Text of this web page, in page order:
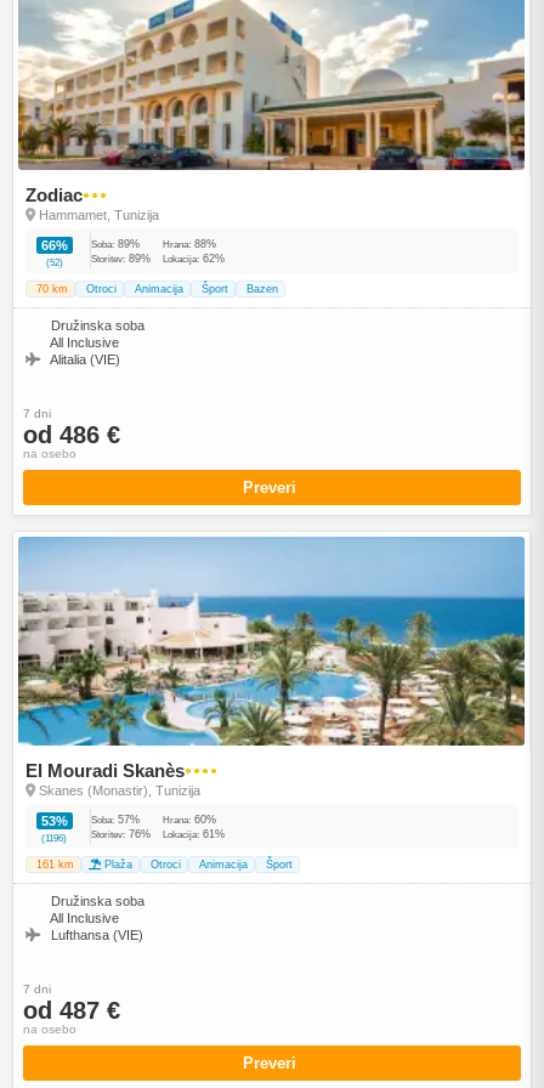
Zodiac●●●
Hammamet, Tunizija
66%
(52)
Soba: 89% Hrana: 88%
Storitev: 89% Lokacija: 62%
70 km Otroci Animacija Šport Bazen
Družinska soba
All Inclusive
Alitalia (VIE)
7 dni
od 486 €
na osebo
Preveri
El Mouradi Skanès●●●●
Skanes (Monastir), Tunizija
53%
(1196)
Soba: 57% Hrana: 60%
Storitev: 76% Lokacija: 61%
161 km Plaža Otroci Animacija Šport
Družinska soba
All Inclusive
Lufthansa (VIE)
7 dni
od 487 €
na osebo
Preveri